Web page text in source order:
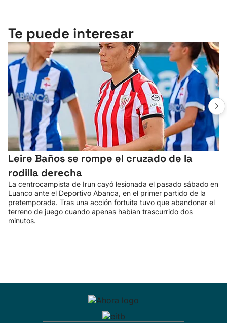
Te puede interesar
Leire Baños se rompe el cruzado de la
rodilla derecha
La centrocampista de Irun cayó lesionada el pasado sábado en
Luanco ante el Deportivo Abanca, en el primer partido de la
pretemporada. Tras una acción fortuita tuvo que abandonar el
terreno de juego cuando apenas habían trascurrido dos
minutos.